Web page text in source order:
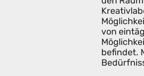
von
befindet.